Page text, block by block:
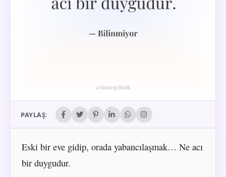
PAYLAŞ:
Eski bir eve gidip, orada yabancılaşmak… Ne acı
bir duygudur.